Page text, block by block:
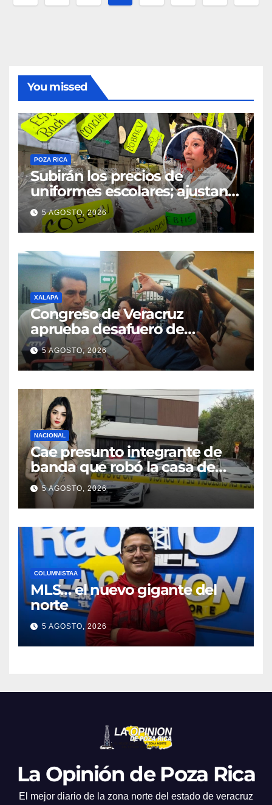
You missed
POZA RICA
Subirán los precios de
uniformes escolares; ajustan
promociones
5 AGOSTO, 2026
XALAPA
Congreso de Veracruz
aprueba desafuero de
alcaldes de Ixhuatlán del
Sureste y Úrsulo Galván
5 AGOSTO, 2026
NACIONAL
Cae presunto integrante de
banda que robó la casa de
Karely Ruiz
5 AGOSTO, 2026
COLUMNISTAA
MLS… el nuevo gigante del
norte
5 AGOSTO, 2026
La Opinión de Poza Rica
El mejor diario de la zona norte del estado de veracruz